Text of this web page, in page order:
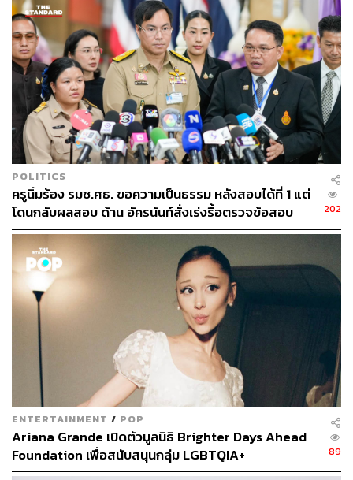
POLITICS
ครูนิ่มร้อง รมช.ศธ. ขอความเป็นธรรม หลังสอบได้ที่ 1 แต่
โดนกลับผลสอบ ด้าน อัครนันท์สั่งเร่งรื้อตรวจข้อสอบ
ภายใน 2-3 สัปดาห์
202
ENTERTAINMENT / POP
Ariana Grande เปิดตัวมูลนิธิ Brighter Days Ahead
Foundation เพื่อสนับสนุนกลุ่ม LGBTQIA+
89